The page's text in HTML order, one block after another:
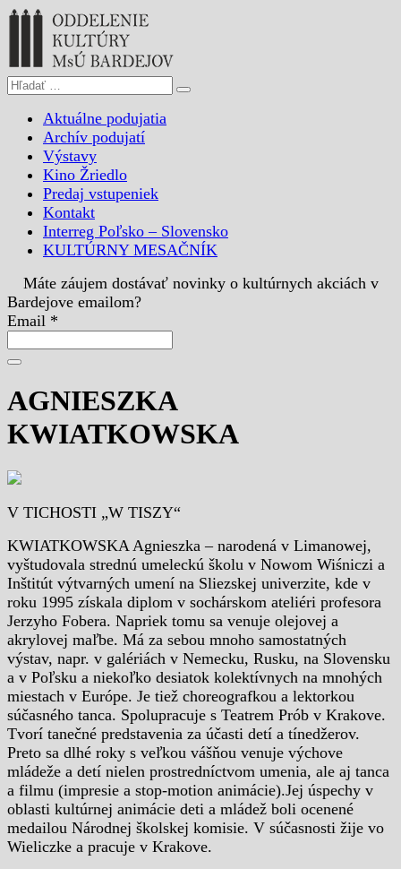
Aktuálne podujatia
Archív podujatí
Výstavy
Kino Žriedlo
Predaj vstupeniek
Kontakt
Interreg Poľsko – Slovensko
KULTÚRNY MESAČNÍK
Máte záujem dostávať novinky o kultúrnych akciách v
Bardejove emailom?
Email *
AGNIESZKA
KWIATKOWSKA
V TICHOSTI „W TISZY“
KWIATKOWSKA Agnieszka – narodená v Limanowej,
vyštudovala strednú umeleckú školu v Nowom Wiśniczi a
Inštitút výtvarných umení na Sliezskej univerzite, kde v
roku 1995 získala diplom v sochárskom ateliéri profesora
Jerzyho Fobera. Napriek tomu sa venuje olejovej a
akrylovej maľbe. Má za sebou mnoho samostatných
výstav, napr. v galériách v Nemecku, Rusku, na Slovensku
a v Poľsku a niekoľko desiatok kolektívnych na mnohých
miestach v Európe. Je tiež choreografkou a lektorkou
súčasného tanca. Spolupracuje s Teatrem Prób v Krakove.
Tvorí tanečné predstavenia za účasti detí a tínedžerov.
Preto sa dlhé roky s veľkou vášňou venuje výchove
mládeže a detí nielen prostredníctvom umenia, ale aj tanca
a filmu (impresie a stop-motion animácie).Jej úspechy v
oblasti kultúrnej animácie deti a mládež boli ocenené
medailou Národnej školskej komisie. V súčasnosti žije vo
Wieliczke a pracuje v Krakove.